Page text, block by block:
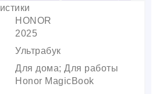
HONOR
2025
Ультрабук
Для дома; Для работы
Honor MagicBook